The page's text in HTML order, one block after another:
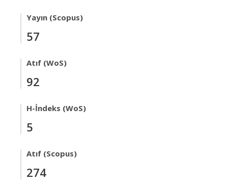
Yayın (Scopus)
57
Atıf (WoS)
92
H-İndeks (WoS)
5
Atıf (Scopus)
274